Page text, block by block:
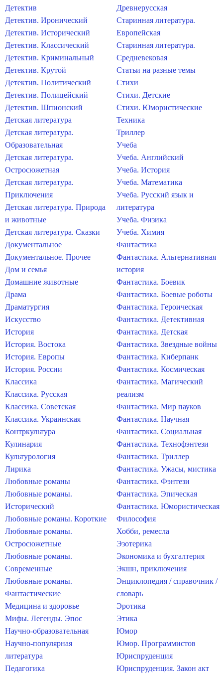
Детектив
Детектив. Иронический
Детектив. Исторический
Детектив. Классический
Детектив. Криминальный
Детектив. Крутой
Детектив. Политический
Детектив. Полицейский
Детектив. Шпионский
Детская литература
Детская литература.
Образовательная
Детская литература.
Остросюжетная
Детская литература.
Приключения
Детская литература. Природа
и животные
Детская литература. Сказки
Документальное
Документальное. Прочее
Дом и семья
Домашние животные
Драма
Драматургия
Искусство
История
История. Востока
История. Европы
История. России
Классика
Классика. Русская
Классика. Советская
Классика. Украинская
Контркультура
Кулинария
Культурология
Лирика
Любовные романы
Любовные романы.
Исторический
Любовные романы. Короткие
Любовные романы.
Остросюжетные
Любовные романы.
Современные
Любовные романы.
Фантастические
Медицина и здоровье
Мифы. Легенды. Эпос
Научно-образовательная
Научно-популярная
литература
Педагогика
Древнерусская
Старинная литература.
Европейская
Старинная литература.
Средневековая
Статьи на разные темы
Стихи
Стихи. Детские
Стихи. Юмористические
Техника
Триллер
Учеба
Учеба. Английский
Учеба. История
Учеба. Математика
Учеба. Русский язык и
литература
Учеба. Физика
Учеба. Химия
Фантастика
Фантастика. Альтернативная
история
Фантастика. Боевик
Фантастика. Боевые роботы
Фантастика. Героическая
Фантастика. Детективная
Фантастика. Детская
Фантастика. Звездные войны
Фантастика. Киберпанк
Фантастика. Космическая
Фантастика. Магический
реализм
Фантастика. Мир пауков
Фантастика. Научная
Фантастика. Социальная
Фантастика. Технофэнтези
Фантастика. Триллер
Фантастика. Ужасы, мистика
Фантастика. Фэнтези
Фантастика. Эпическая
Фантастика. Юмористическая
Философия
Хобби, ремесла
Эзотерика
Экономика и бухгалтерия
Экшн, приключения
Энциклопедия / справочник /
словарь
Эротика
Этика
Юмор
Юмор. Программистов
Юриспруденция
Юриспруденция. Закон акт